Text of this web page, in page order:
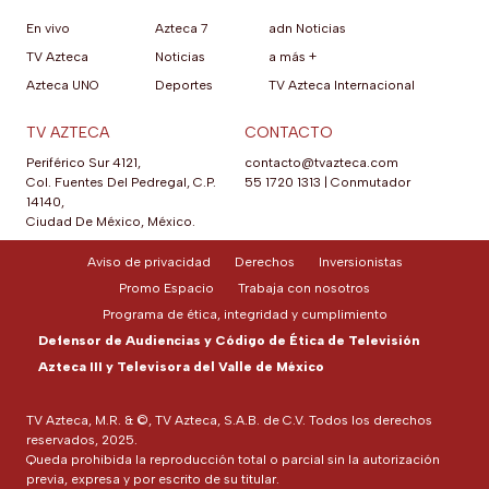
En vivo
TV Azteca
Azteca UNO
Azteca 7
Noticias
Deportes
adn Noticias
a más +
TV Azteca Internacional
TV AZTECA
Periférico Sur 4121,
Col. Fuentes Del Pedregal, C.P.
14140,
Ciudad De México, México.
CONTACTO
contacto@tvazteca.com
55 1720 1313
Conmutador
TV Azteca, M.R. & ©, TV Azteca, S.A.B. de C.V. Todos los derechos
reservados, 2025.
Queda prohibida la reproducción total o parcial sin la autorización
previa, expresa y por escrito de su titular.
Aviso de privacidad Derechos
Inversionistas
Promo Espacio
Trabaja con nosotros
Programa de ética, integridad y cumplimiento
Defensor de Audiencias y Código de Ética de Televisión
Azteca III y Televisora del Valle de México